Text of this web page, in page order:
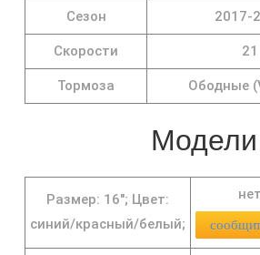
Сезон 2017-
Скорости 21
Тормоза Ободные
Модели
Размер: 16"; Цвет:
синий/красный/белый;